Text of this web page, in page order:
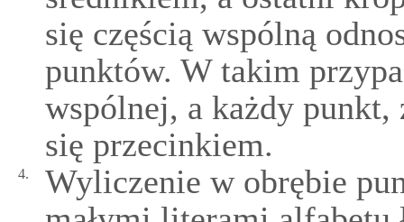
się częścią wspólną
punktów. W takim
wspólnej, a każdy
się przecinkiem.
4.
Wyliczenie w obrębie